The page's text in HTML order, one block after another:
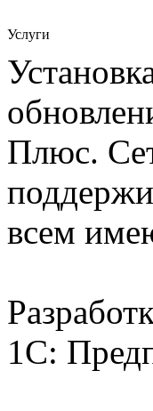
Услуги
Плюс.
всем
1C: